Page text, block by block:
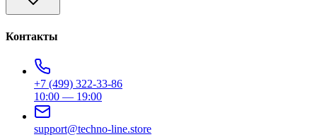
Контакты
+7 (499) 322-33-86
10:00 — 19:00
support@techno-line.store